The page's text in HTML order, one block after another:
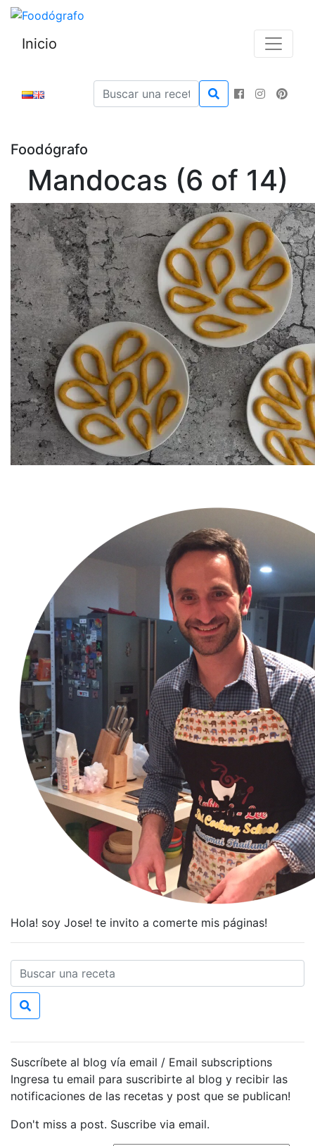
Inicio
Foodógrafo
Mandocas (6 of 14)
Hola! soy Jose! te invito a comerte mis páginas!
Suscríbete al blog vía email / Email subscriptions
Ingresa tu email para suscribirte al blog y recibir las
notificaciones de las recetas y post que se publican!
Don't miss a post. Suscribe via email.